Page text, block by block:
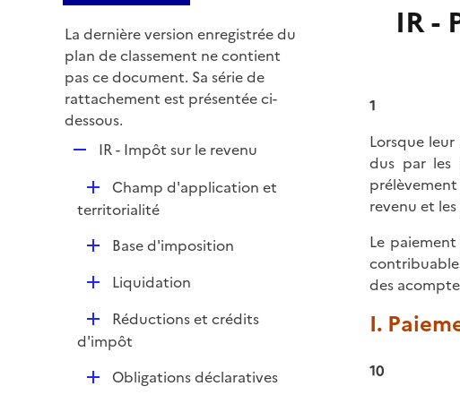
La dernière version enregistrée du
plan de classement ne contient
pas ce document. Sa série de
rattachement est présentée ci-
dessous.
p
l
i
e
r
IR - Impôt sur le revenu
D
é
Champ d'application et
territorialité
D
e
Base d'imposition
D
l
Liquidation
D
é
Réductions et crédits
d'impôt
DObligations déclaratives
IR -
1
Lorsque
dus par les
revenu et
Le
des
I.
10